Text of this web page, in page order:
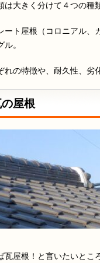
は大きく分けて４つの種
ート屋根（コロニアル
。
れの特徴や、耐久性、劣
屋根
瓦屋根！と言いたいとこ